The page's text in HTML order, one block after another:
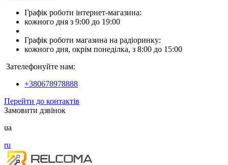
Графік роботи інтернет-магазина:
кожного дня з 9:00 до 19:00
Графік роботи магазина на радіоринку:
кожного дня, окрім понеділка, з 8:00 до 15:00
Зателефонуйте нам:
+380678978888
Перейти до контактів
Замовити дзвінок
ua
ru